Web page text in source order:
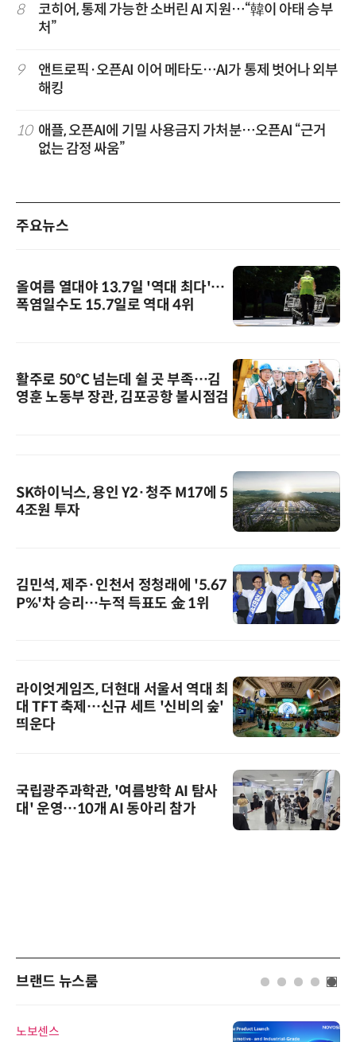
8
코히어, 통제 가능한 소버린 AI 지원…“韓이 아태 승부
처”
9
앤트로픽·오픈AI 이어 메타도…AI가 통제 벗어나 외부
해킹
10 애플, 오픈AI에 기밀 사용금지 가처분…오픈AI “근거
없는 감정 싸움”
주요뉴스
올여름 열대야 13.7일 '역대 최다'…
폭염일수도 15.7일로 역대 4위
활주로 50℃ 넘는데 쉴 곳 부족…김
영훈 노동부 장관, 김포공항 불시점검
SK하이닉스, 용인 Y2·청주 M17에 5
4조원 투자
김민석, 제주·인천서 정청래에 '5.67
P%'차 승리…누적 득표도 金 1위
라이엇게임즈, 더현대 서울서 역대 최
대 TFT 축제…신규 세트 '신비의 숲'
띄운다
국립광주과학관, '여름방학 AI 탐사
대' 운영…10개 AI 동아리 참가
브랜드 뉴스룸
비쉐이